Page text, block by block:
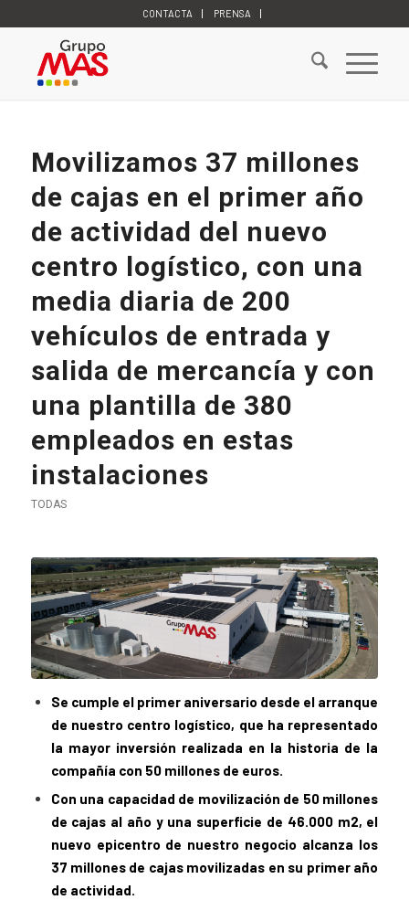
CONTACTA PRENSA
Movilizamos 37 millones
de cajas en el primer año
de actividad del nuevo
centro logístico, con una
media diaria de 200
vehículos de entrada y
salida de mercancía y con
una plantilla de 380
empleados en estas
instalaciones
TODAS
Se cumple el primer aniversario desde el arranque
de nuestro centro logístico, que ha representado
la mayor inversión realizada en la historia de la
compañía con 50 millones de euros.
Con una capacidad de movilización de 50 millones
de cajas al año y una superficie de 46.000 m2, el
nuevo epicentro de nuestro negocio alcanza los
37 millones de cajas movilizadas en su primer año
de actividad.